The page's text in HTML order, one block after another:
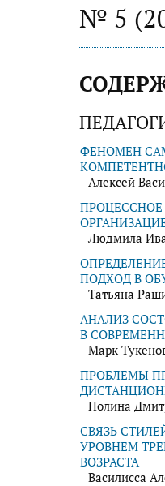
№ 5
ФЕНОМЕН
Алексей
Людмила
ПОДХОД В
Татьяна
АНАЛИЗ
В
Марк
ПРОБЛЕМЫ
Полина
СВЯЗЬ
УРОВНЕМ
ВОЗРАСТА
Василисса